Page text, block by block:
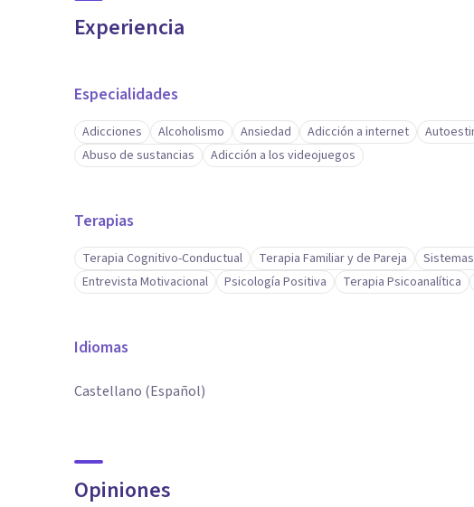
Experiencia
Especialidades
Adicciones Alcoholismo Ansiedad Adicción a internet
Abuso de sustancias
Adicción a los videojuegos
Terapias
Terapia Cognitivo-Conductual Terapia Familiar y de Pareja
Entrevista Motivacional
Psicología Positiva Terapia Psicoanalítica
Idiomas
Castellano (Español)
Opiniones